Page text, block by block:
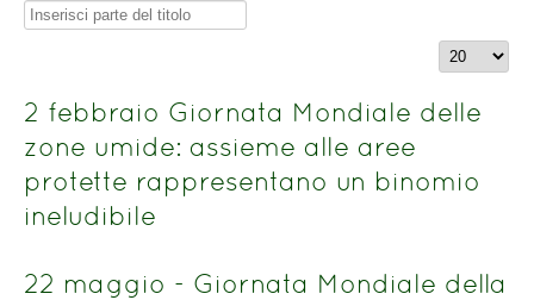
Inserisci
titolo
Visualizza
2 febbraio Giornata Mondiale delle
zone umide: assieme alle aree
protette rappresentano un binomio
ineludibile
22 maggio - Giornata Mondiale della